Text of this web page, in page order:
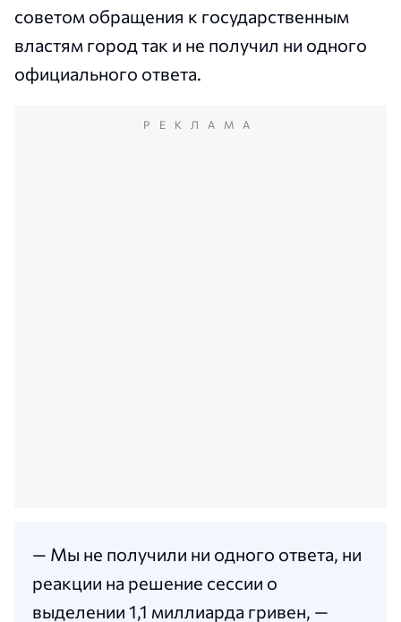
советом обращения к государственным
властям город так и не получил ни одного
официального ответа.
РЕКЛАМА
— Мы не получили ни одного ответа, ни
реакции на решение сессии о
выделении 1,1 миллиарда гривен, —